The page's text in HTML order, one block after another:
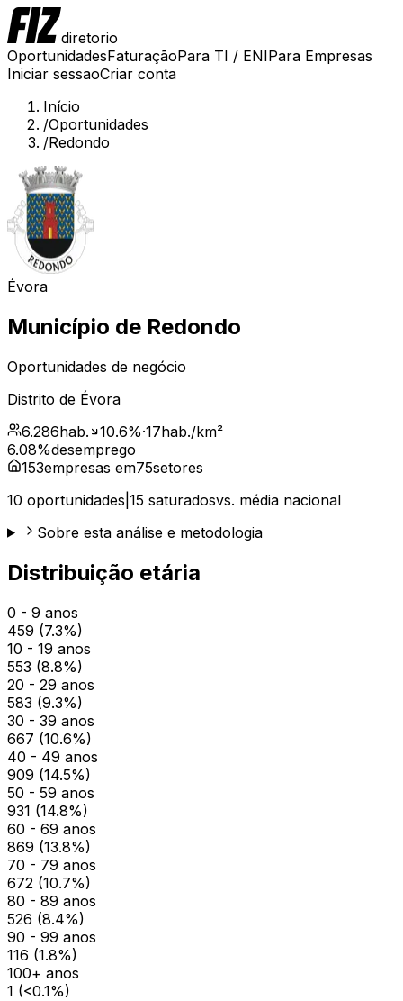
diretorio
OportunidadesFaturaçãoPara TI / ENIPara Empresas
Iniciar sessaoCriar conta
Início
/Oportunidades
/Redondo
Évora
Município de Redondo
Oportunidades de negócio
Distrito de Évora
6.286hab. 10.6%·17hab./km²
6.08%desemprego
153empresas em75setores
10 oportunidades 15 saturadosvs. média nacional
Sobre esta análise e metodologia
Distribuição etária
0 - 9 anos
459 (7.3%)
10 - 19 anos
553 (8.8%)
20 - 29 anos
583 (9.3%)
30 - 39 anos
667 (10.6%)
40 - 49 anos
909 (14.5%)
50 - 59 anos
931 (14.8%)
60 - 69 anos
869 (13.8%)
70 - 79 anos
672 (10.7%)
80 - 89 anos
526 (8.4%)
90 - 99 anos
116 (1.8%)
100+ anos
1 (<0.1%)